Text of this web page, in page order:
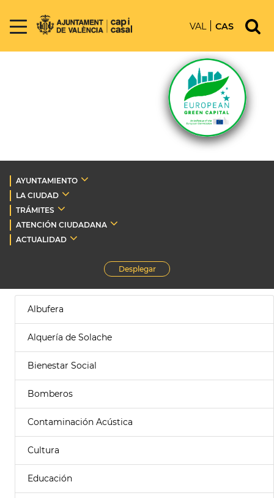
VAL CAS
AYUNTAMIENTO
LA CIUDAD
TRÁMITES
ATENCIÓN CIUDADANA
ACTUALIDAD
Desplegar
Albufera
Alquería de Solache
Bienestar Social
Bomberos
Contaminación Acústica
Cultura
Educación